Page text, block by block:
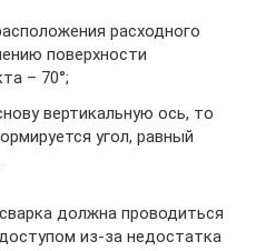
расходного
поверхности
– 70°;
вертикальную ось, то
угол, равный
должна проводиться
из-за недостатка